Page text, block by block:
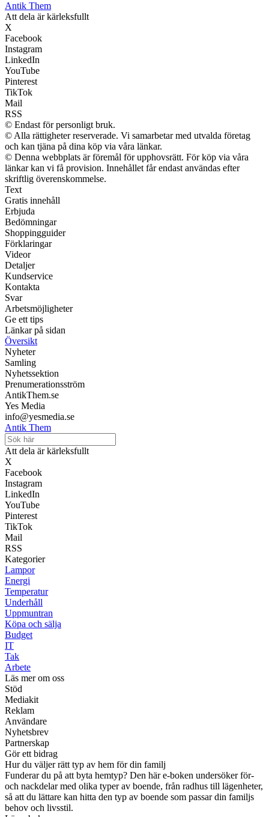
Antik Them
Att dela är kärleksfullt
X
Facebook
Instagram
LinkedIn
YouTube
Pinterest
TikTok
Mail
RSS
© Endast för personligt bruk.
© Alla rättigheter reserverade. Vi samarbetar med utvalda företag
och kan tjäna på dina köp via våra länkar.
© Denna webbplats är föremål för upphovsrätt. För köp via våra
länkar kan vi få provision. Innehållet får endast användas efter
skriftlig överenskommelse.
Text
Gratis innehåll
Erbjuda
Bedömningar
Shoppingguider
Förklaringar
Videor
Detaljer
Kundservice
Kontakta
Svar
Arbetsmöjligheter
Ge ett tips
Länkar på sidan
Översikt
Nyheter
Samling
Nyhetssektion
Prenumerationsström
AntikThem.se
Yes Media
info@yesmedia.se
Antik Them
Att dela är kärleksfullt
X
Facebook
Instagram
LinkedIn
YouTube
Pinterest
TikTok
Mail
RSS
Kategorier
Lampor
Energi
Temperatur
Underhåll
Uppmuntran
Köpa och sälja
Budget
IT
Tak
Arbete
Läs mer om oss
Stöd
Mediakit
Reklam
Användare
Nyhetsbrev
Partnerskap
Gör ett bidrag
Hur du väljer rätt typ av hem för din familj
Funderar du på att byta hemtyp? Den här e-boken undersöker för-
och nackdelar med olika typer av boende, från radhus till lägenheter,
så att du lättare kan hitta den typ av boende som passar din familjs
behov och livsstil.